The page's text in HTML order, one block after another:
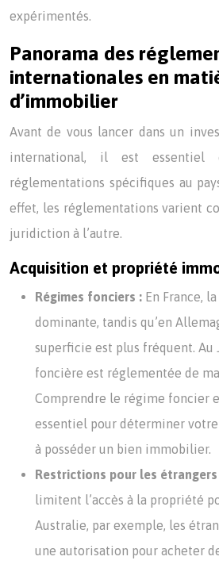
expérimentés.
Panorama des
internationales en
d’immobilier
Avant de vous lancer dans un
international, il est essentiel
réglementations spécifiques au
effet, les réglementations varient
juridiction à l’autre.
Acquisition et propriété
Régimes fonciers : En France,
dominante, tandis qu’en
superficie est plus fréquent. Au
foncière est réglementée de
Comprendre le régime foncier
essentiel pour déterminer
à posséder un bien immobilier.
Restrictions pour les étrangers
limitent l’accès à la propriété
Australie, par exemple, les
une autorisation pour acheter